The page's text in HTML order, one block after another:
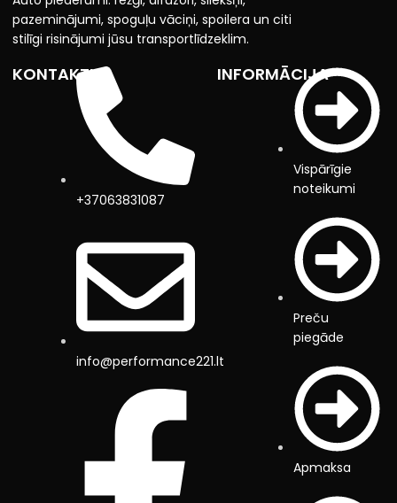
pazeminājumi, spoguļu vāciņi, spoilera un citi
stilīgi risinājumi jūsu transportlīdzeklim.
KONTAKTI
+37063831087
info@performance221.lt
INFORMĀCIJA
Vispārīgie
noteikumi
Preču
piegāde
Apmaksa